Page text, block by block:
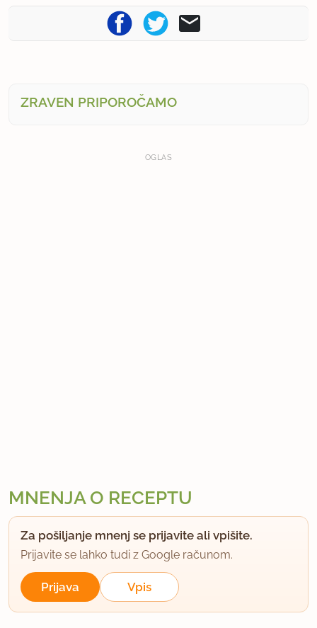
ZRAVEN PRIPOROČAMO
OGLAS
MNENJA O RECEPTU
Za pošiljanje mnenj se prijavite ali vpišite.
Prijavite se lahko tudi z Google računom.
Prijava Vpis